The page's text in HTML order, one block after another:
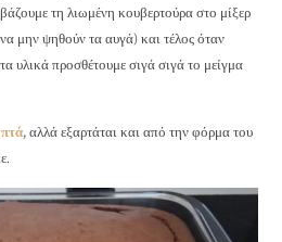
τη λιωμένη κουβερτούρα στο μίξερ
μην ψηθούν τα αυγά) και τέλος όταν
υλικά προσθέτουμε σιγά σιγά το μείγμα
, αλλά εξαρτάται και από την φόρμα του